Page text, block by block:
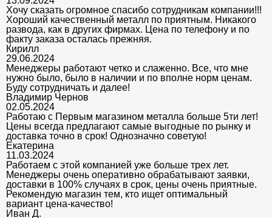
Хочу сказать огромное спасибо сотрудникам компании!!!
Хороший качественный металл по приятным. Никакого
развода, как в других фирмах. Цена по телефону и по
факту заказа осталась прежняя.
Кирилл
29.06.2024
Менеджеры работают четко и слаженно. Все, что мне
нужно было, было в наличии и по вполне норм ценам.
Буду сотрудничать и далее!
Владимир Чернов
02.05.2024
Работаю с Первым магазином металла больше 5ти лет!
Цены всегда предлагают самые выгодные по рынку и
доставка точно в срок! Однозначно советую!
Екатерина
11.03.2024
Работаем с этой компанией уже больше трех лет.
Менеджеры очень оперативно обрабатывают заявки,
доставки в 100% случаях в срок, цены очень приятные.
Рекомендую магазин тем, кто ищет оптимальный
вариант цена-качество!
Иван Д.